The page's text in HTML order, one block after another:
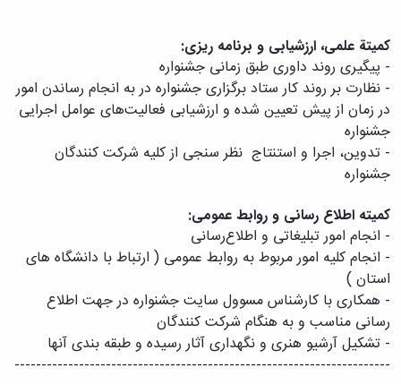
کمیتة‌ علمی، ارزشیابی و برنامه ریزی:
- پیگیری روند داوری طبق زمانی جشنواره
- نظارت بر روند کار ستاد برگزاری جشنواره در به انجام رساندن امور
در زمان از پیش تعیین شده و ارزشیابی فعالیت‌های عوامل اجرایی
جشنواره
- تدوین، اجرا و استنتاج نظر سنجی از کلیه شرکت کنندگان
جشنواره
کمیته اطلاع رسانی و روابط عمومی:
- انجام امور تبلیغاتی و اطلاع‌رسانی
- انجام کلیه امور مربوط به روابط عمومی ( ارتباط با دانشگاه های
استان )
- همکاری با کارشناس مسوول سایت جشنواره در جهت اطلاع
رسانی مناسب و به هنگام شرکت کنندگان
- تشکیل آرشیو هنری و نگهداری آثار رسیده وطبقه بندی آنها
----------------------------------------------------------------------